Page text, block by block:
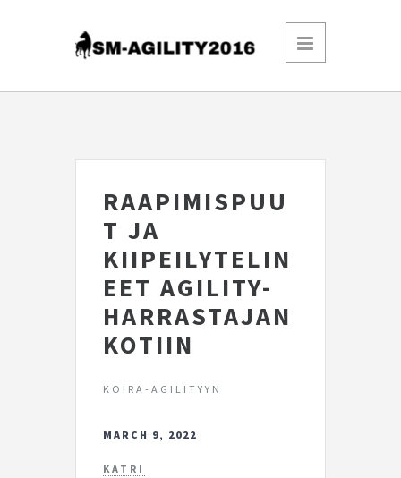
RAAPIMISPUU
T JA
KIIPEILYTELIN
EET AGILITY-
HARRASTAJAN
KOTIIN
KOIRA-AGILITYYN
MARCH 9, 2022
KATRI